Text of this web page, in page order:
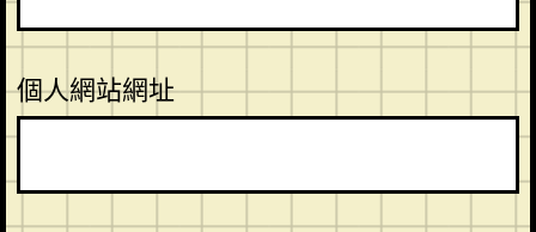
個人網站網址